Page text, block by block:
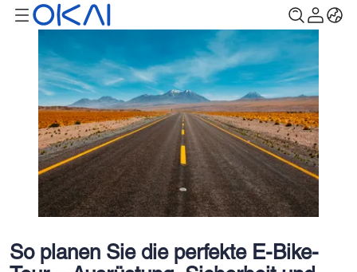
So planen Sie die perfekte E-Bike-